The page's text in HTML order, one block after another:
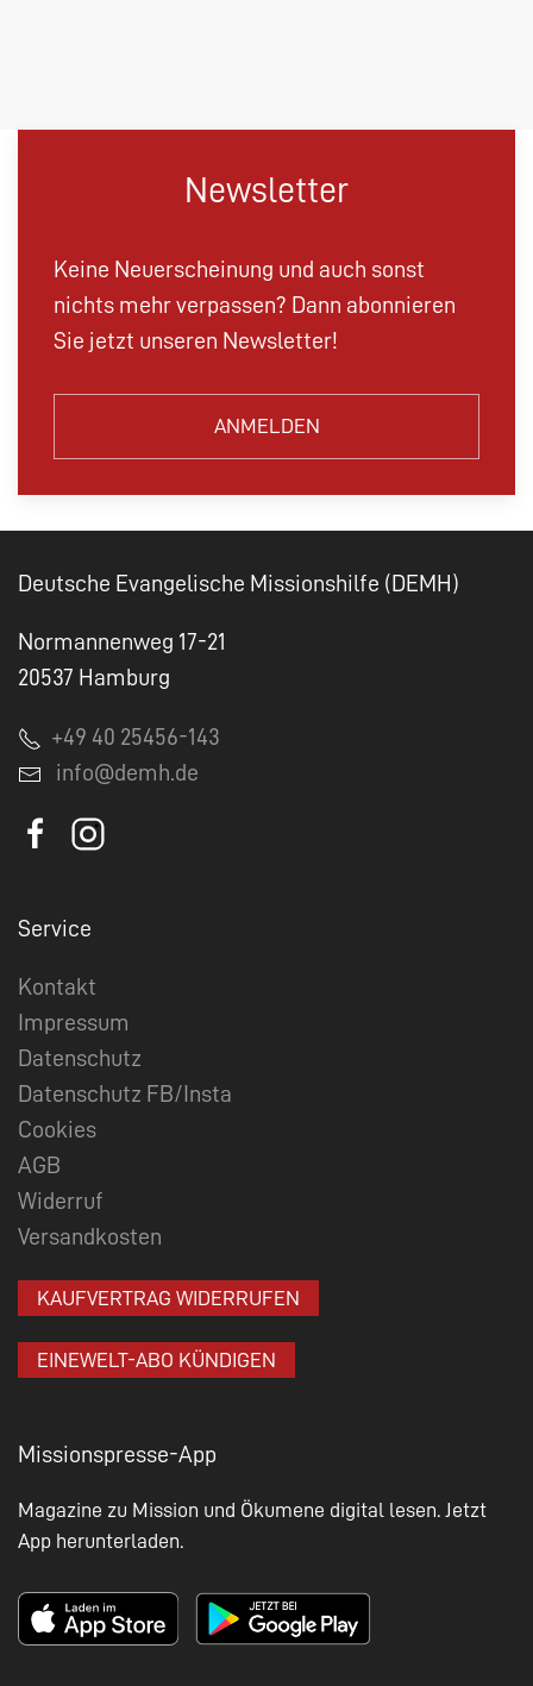
Newsletter
Keine Neuerscheinung und auch sonst
nichts mehr verpassen? Dann abonnieren
Sie jetzt unseren Newsletter!
ANMELDEN
Deutsche Evangelische Missionshilfe (DEMH)
Normannenweg 17-21
20537 Hamburg
+49 40 25456-143
info@demh.de
Service
Kontakt
Impressum
Datenschutz
Datenschutz FB/Insta
Cookies
AGB
Widerruf
Versandkosten
KAUFVERTRAG WIDERRUFEN
EINEWELT-ABO KÜNDIGEN
Missionspresse-App
Magazine zu Mission und Ökumene digital lesen. Jetzt
App herunterladen.